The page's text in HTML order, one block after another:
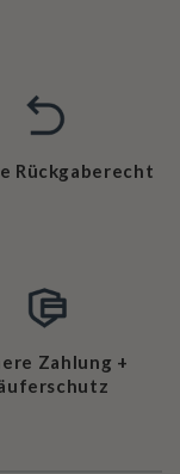
Rückgaberecht
Zahlung +